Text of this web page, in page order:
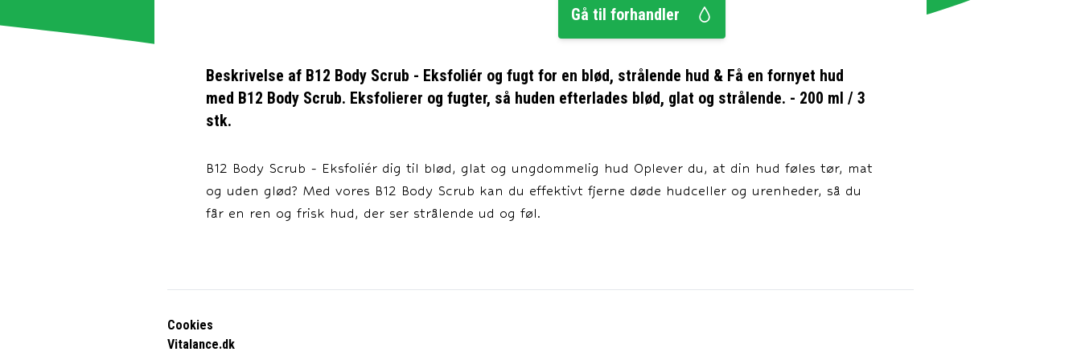
Gå til forhandler
Beskrivelse af B12 Body Scrub - Eksfoliér og fugt for en blød, strålende hud & Få en fornyet hud
med B12 Body Scrub. Eksfolierer og fugter, så huden efterlades blød, glat og strålende. - 200 ml / 3
stk.
B12 Body Scrub - Eksfoliér dig til blød, glat og ungdommelig hud Oplever du, at din hud føles tør, mat
og uden glød? Med vores B12 Body Scrub kan du effektivt fjerne døde hudceller og urenheder, så du
får en ren og frisk hud, der ser strålende ud og føl.
Cookies
Vitalance.dk